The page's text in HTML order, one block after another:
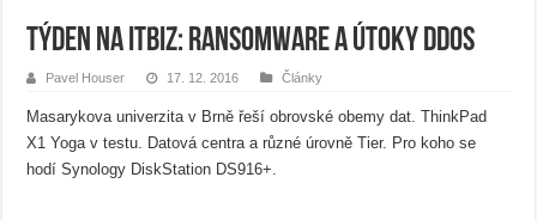
Týden na ITBiz: Ransomware a útoky DDoS
Pavel Houser 17. 12. 2016 Články
Masarykova univerzita v Brně řeší obrovské obemy dat. ThinkPad
X1 Yoga v testu. Datová centra a různé úrovně Tier. Pro koho se
hodí Synology DiskStation DS916+.